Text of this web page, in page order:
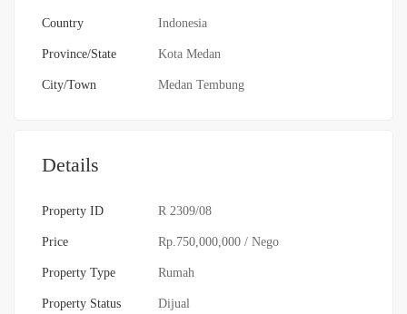
Country Indonesia
Province/State Kota Medan
City/Town Medan Tembung
Details
Property ID R 2309/08
Price Rp.750,000,000 / Nego
Property Type Rumah
Property Status Dijual